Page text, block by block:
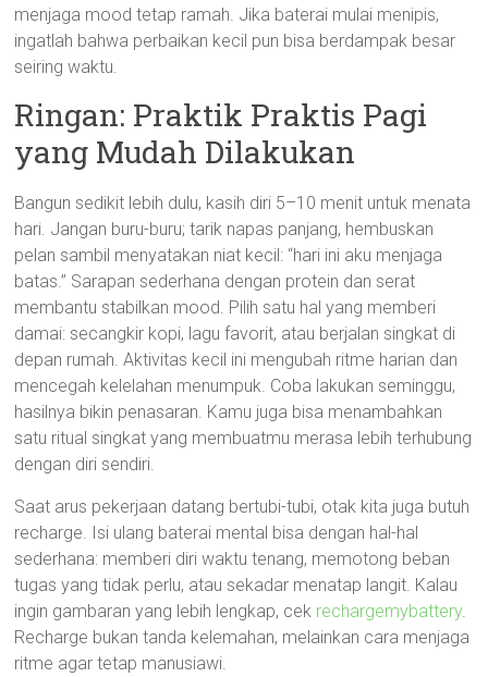
menjaga mood tetap ramah. Jika baterai mulai menipis,
ingatlah bahwa perbaikan kecil pun bisa berdampak besar
seiring waktu.
Ringan: Praktik Praktis Pagi
yang Mudah Dilakukan
Bangun sedikit lebih dulu, kasih diri 5–10 menit untuk menata
hari. Jangan buru-buru; tarik napas panjang, hembuskan
pelan sambil menyatakan niat kecil: “hari ini aku menjaga
batas.” Sarapan sederhana dengan protein dan serat
membantu stabilkan mood. Pilih satu hal yang memberi
damai: secangkir kopi, lagu favorit, atau berjalan singkat di
depan rumah. Aktivitas kecil ini mengubah ritme harian dan
mencegah kelelahan menumpuk. Coba lakukan seminggu,
hasilnya bikin penasaran. Kamu juga bisa menambahkan
satu ritual singkat yang membuatmu merasa lebih terhubung
dengan diri sendiri.
Saat arus pekerjaan datang bertubi-tubi, otak kita juga butuh
recharge. Isi ulang baterai mental bisa dengan hal-hal
sederhana: memberi diri waktu tenang, memotong beban
tugas yang tidak perlu, atau sekadar menatap langit. Kalau
ingin gambaran yang lebih lengkap, cek rechargemybattery.
Recharge bukan tanda kelemahan, melainkan cara menjaga
ritme agar tetap manusiawi.